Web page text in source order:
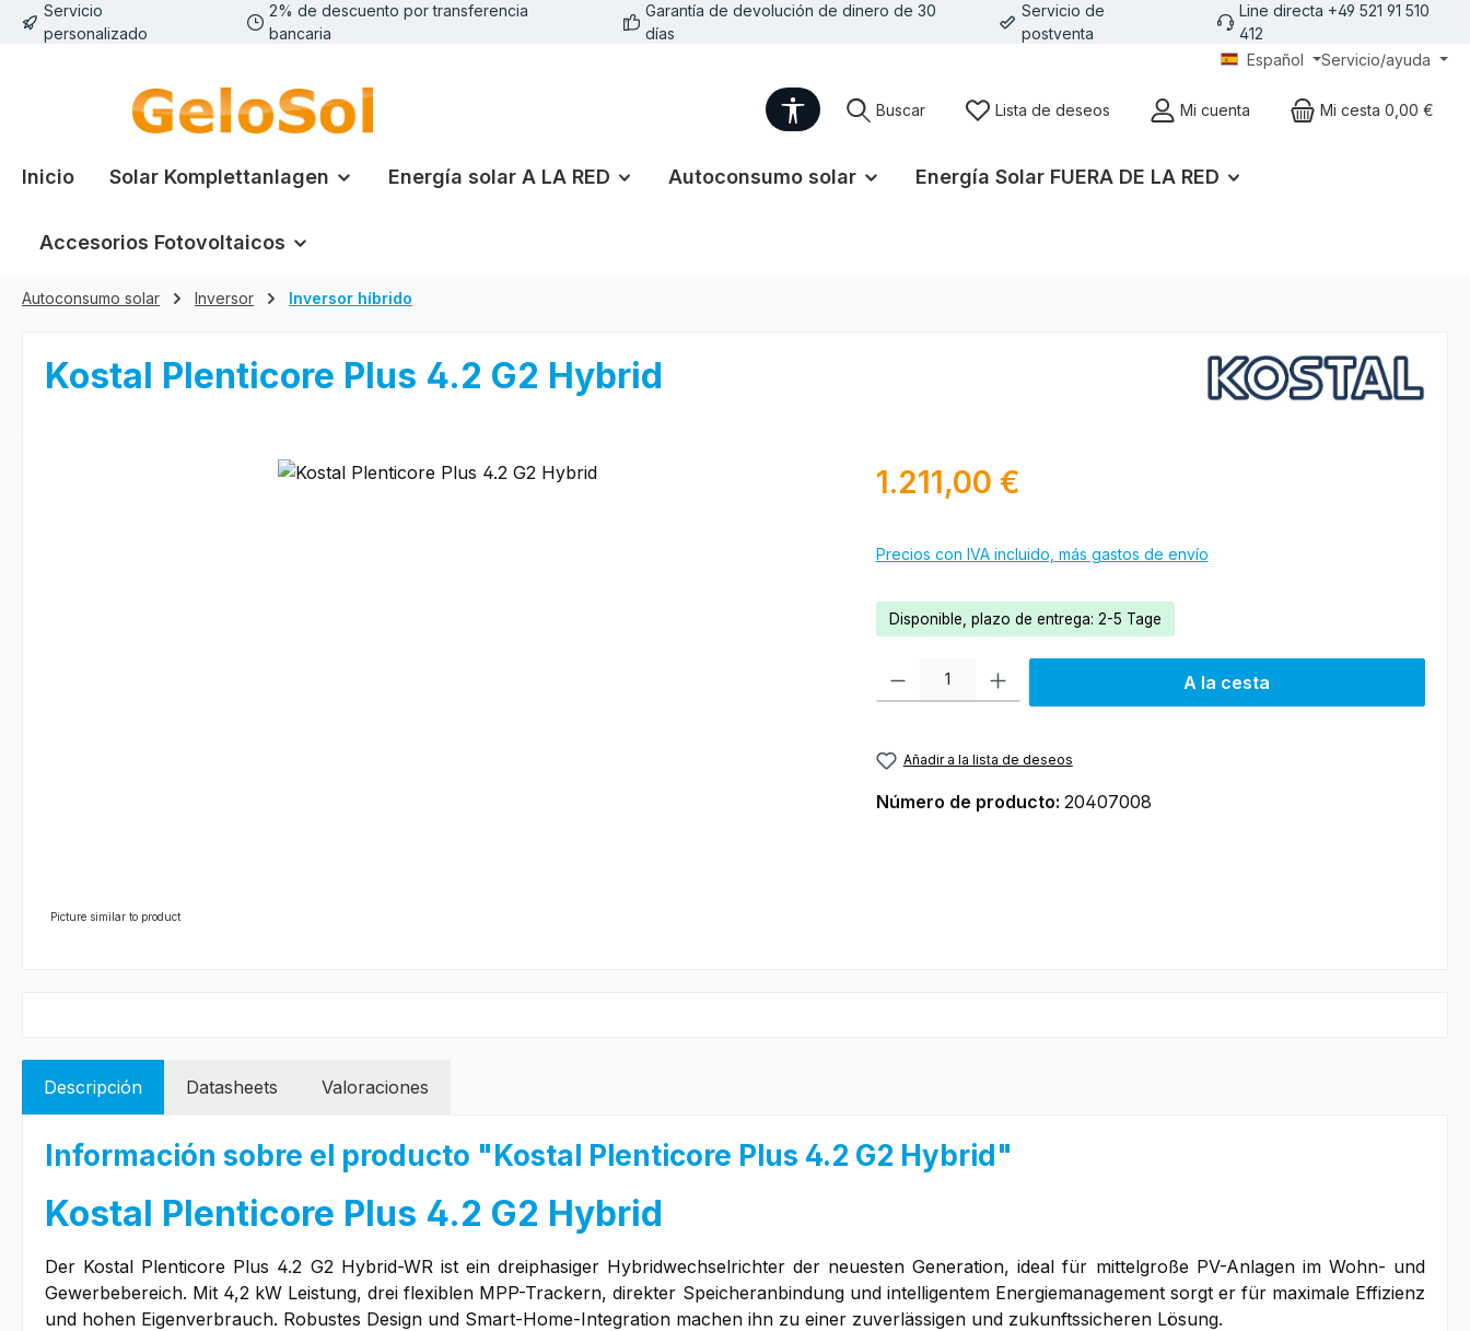
al contenido principal
Saltar a la búsqueda
Saltar a la navegación principal
Servicio
personalizado
2% de descuento por transferencia
bancaria
Garantía de devolución de dinero de 30
días
Servicio de
postventa
Line directa +49 521 91 510
412
Español
Servicio/ayuda
Show toolbar
Buscar Lista de deseos Mi cuenta Mi cesta 0,00 €
Inicio Solar Komplettanlagen Energía solar A LA RED Autoconsumo solar Energía Solar FUERA DE LA RED
Accesorios Fotovoltaicos
Autoconsumo solar Inversor Inversor híbrido
Kostal Plenticore Plus 4.2 G2 Hybrid
Picture similar to product
Precio normal:
1.211,00 €
Precios con IVA incluido, más gastos de envío
Disponible, plazo de entrega: 2-5 Tage
Cantidad del producto: introduce la cantidad deseada o usa los botones para
A la cesta
Añadir a la lista de deseos
Número de producto: 20407008
Descripción Datasheets Valoraciones
Información sobre el producto "Kostal Plenticore Plus 4.2 G2 Hybrid"
Kostal Plenticore Plus 4.2 G2 Hybrid
Der Kostal Plenticore Plus 4.2 G2 Hybrid-WR ist ein dreiphasiger Hybridwechselrichter der neuesten Generation, ideal für mittelgroße PV-Anlagen im Wohn- und
Gewerbebereich. Mit 4,2 kW Leistung, drei flexiblen MPP-Trackern, direkter Speicheranbindung und intelligentem Energiemanagement sorgt er für maximale Effizienz
und hohen Eigenverbrauch. Robustes Design und Smart-Home-Integration machen ihn zu einer zuverlässigen und zukunftssicheren Lösung.